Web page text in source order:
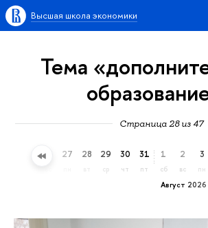
Высшая школа экономики
Тема
Страница 28 из 47
26 27 28 29
ср
30
чт
31
пт
Август 2026
1
сб
2
вс
3
пн